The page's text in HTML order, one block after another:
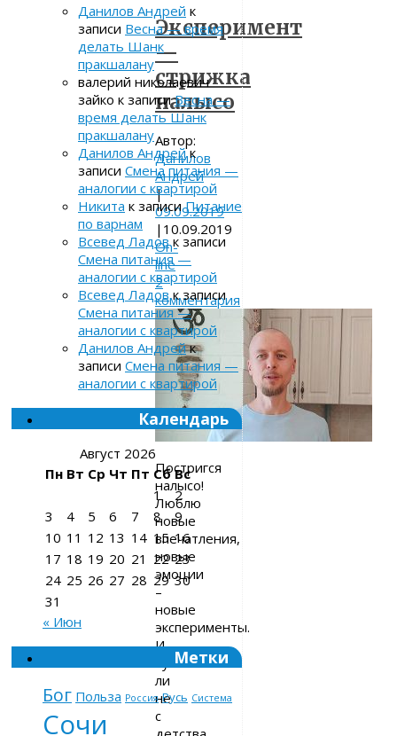
Эксперимент
—
стрижка
налысо
Автор:
Данилов
Андрей
|
09.09.2019
| 10.09.2019
On-
line
2
комментария
Постригся
налысо!
Люблю
новые
впечатления,
новые
эмоции
–
новые
эксперименты.
И
чуть
ли
не
с
Данилов Андрей к
записи Весна — время
делать Шанк
пракшалану
валерий николаевич
зайко к записиВесна —
время делать Шанк
пракшалану
Данилов Андрейк
записи Смена питания —
аналогии с квартирой
Никита к записиПитание
по варнам
Всевед Ладовк записи
Смена питания —
аналогии с квартирой
Всевед Ладовк записи
Смена питания —
аналогии с квартирой
Данилов Андрейк
записи Смена питания —
аналогии с квартирой
Календарь
Август 2026
Пн Вт Ср Чт Пт Сб Вс
1
2
3
4 5 6 7 8
9
10 11 12 13 14 15 16
17 18 19 20 21 22 23
24 25 26 27 28 29 30
31
« Июн
Метки
Бог Польза Россия Русь Система
Сочи